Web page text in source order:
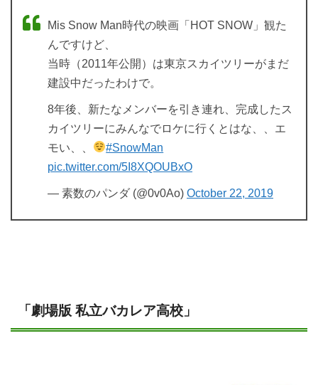
Mis Snow Man時代の映画「HOT SNOW」観た
んですけど、
当時（2011年公開）は東京スカイツリーがまだ
建設中だったわけで。
8年後、新たなメンバーを引き連れ、完成したス
カイツリーにみんなでロケに行くとはな、、エ
モい、、
#SnowMan
pic.twitter.com/5I8XQOUBxO
— 素数のパンダ (@0v0Ao) October 22, 2019
「劇場版 私立バカレア高校」